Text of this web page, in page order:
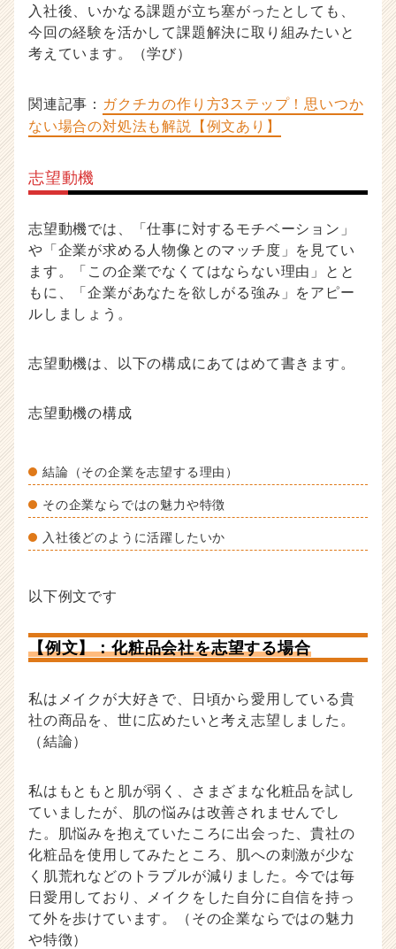
入社後、いかなる課題が立ち塞がったとしても、
今回の経験を活かして課題解決に取り組みたいと
考えています。（学び）
関連記事： ガクチカの作り方3ステップ！思いつか
ない場合の対処法も解説【例文あり】
志望動機
志望動機では、「仕事に対するモチベーション」
や「企業が求める人物像とのマッチ度」を見てい
ます。「この企業でなくてはならない理由」とと
もに、「企業があなたを欲しがる強み」をアピー
ルしましょう。
志望動機は、以下の構成にあてはめて書きます。
志望動機の構成
結論（その企業を志望する理由）
その企業ならではの魅力や特徴
入社後どのように活躍したいか
以下例文です
【例文】：化粧品会社を志望する場合
私はメイクが大好きで、日頃から愛用している貴
社の商品を、世に広めたいと考え志望しました。
（結論）
私はもともと肌が弱く、さまざまな化粧品を試し
ていましたが、肌の悩みは改善されませんでし
た。肌悩みを抱えていたころに出会った、貴社の
化粧品を使用してみたところ、肌への刺激が少な
く肌荒れなどのトラブルが減りました。今では毎
日愛用しており、メイクをした自分に自信を持っ
て外を歩けています。（その企業ならではの魅力
や特徴）